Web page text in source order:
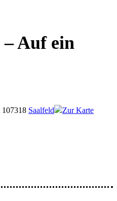
Auf ein
107318 Saalfeld
Zur Karte